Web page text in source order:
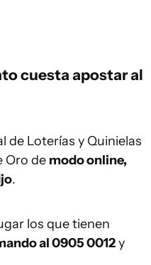
cuesta apostar al
de Loterías y Quinielas
Oro de modo online,
.
los que tienen
al 0905 0012y